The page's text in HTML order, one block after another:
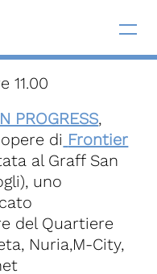
11.00
PROGRESS,
di Frontier
al Graff San
uno
del Quartiere
Nuria,M-City,